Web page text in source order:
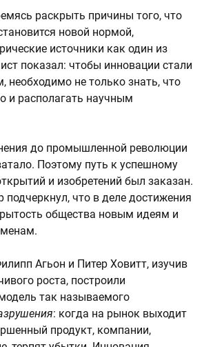
раскрыть причины того, что
новой нормой,
источники как один из
показал: чтобы инновации стали
не только знать, что
и располагать научным
до промышленной революции
Поэтому путь к успешному
и изобретений был заказан.
подчеркнул, что в деле достижения
общества новым идеям и
Агьон и Питер Ховитт, изучив
роста, построили
так называемого
: когда на рынок выходит
продукт, компании,